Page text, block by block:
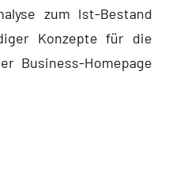
zum Ist-Bestand
Konzepte für die
Business-Homepage